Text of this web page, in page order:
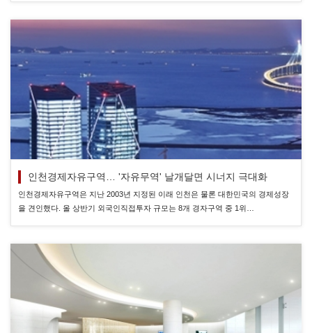
인천경제자유구역… '자유무역' 날개달면 시너지 극대화
인천경제자유구역은 지난 2003년 지정된 이래 인천은 물론 대한민국의 경제성장
을 견인했다. 올 상반기 외국인직접투자 규모는 8개 경자구역 중 1위…